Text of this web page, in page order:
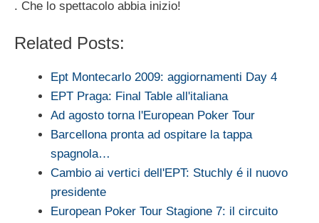
. Che lo spettacolo abbia inizio!
Related Posts:
Ept Montecarlo 2009: aggiornamenti Day 4
EPT Praga: Final Table all'italiana
Ad agosto torna l'European Poker Tour
Barcellona pronta ad ospitare la tappa
spagnola…
Cambio ai vertici dell'EPT: Stuchly é il nuovo
presidente
European Poker Tour Stagione 7: il circuito